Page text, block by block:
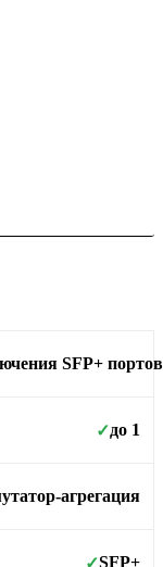
SFP+
✓до 1
агрегация
✓SFP+